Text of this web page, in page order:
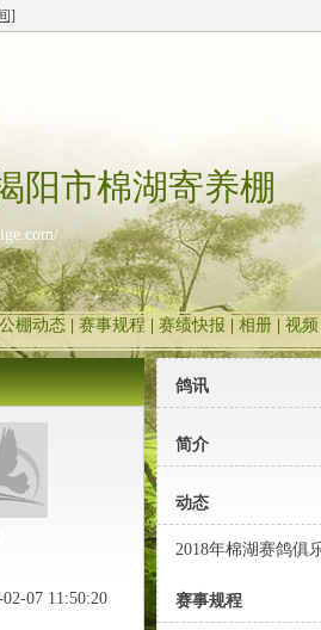
]
阳市棉湖寄养棚
公棚动态 赛事规程 赛绩快报 相册 视频
02-07 11:50:20
鸽讯
简介
动态
2018年棉湖赛鸽俱
赛事规程